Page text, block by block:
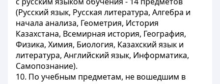
(Русский язык, Русская литература, Алгебра и
начала анализа, Геометрия, История
Казахстана, Всемирная история, География,
Физика, Химия, Биология, Казахский язык и
литература, Английский язык, Информатика,
Самопознание).
10. По учебным предметам, не вошедшим в